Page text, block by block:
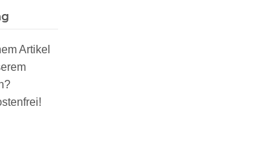
Artikel
?